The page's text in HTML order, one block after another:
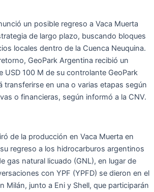
un posible regreso a Vaca Muerta
de largo plazo, buscando bloques
locales dentro de la Cuenca Neuquina.
GeoPark Argentina recibió un
USD 100 M de su controlante GeoPark
transferirse en una o varias etapas según
o financieras, según informó a la CNV.
de la producción en Vaca Muerta en
regreso a los hidrocarburos argentinos
gas natural licuado (GNL), en lugar de
con YPF (YPFD) se dieron en el
Milán, junto a Eni y Shell, que participarán